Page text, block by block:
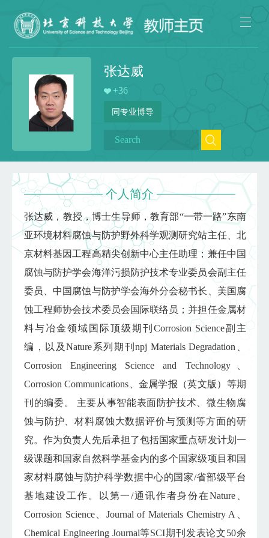
张达威
+36
同专业博导
个人简介
张达威，教授，博士生导师，教育部“一带一路”东南
亚环境材料腐蚀与防护野外科学观测研究站主任、北
京材料基因工程高精尖创新中心主任助理；兼任中国
腐蚀与防护学会海洋污损防护技术专业委员会副主任
委员、中国腐蚀与防护学会海外分会秘书长、美国腐
蚀工程师协会技术委员会国际联络员；并担任金属材
料与冶金领域国际顶级期刊Corrosion Science副主
编，以及Nature系列期刊npj Materials Degradation、
Corrosion Engineering Science and Technology、
Corrosion Communications、金属学报（英文版）等期
刊的编委。 主要从事智能表面防护技术、微生物腐
蚀与防护、材料腐蚀大数据评价与预测等方面的研
究。作为负责人先后承担了包括国家重点研发计划一
级课题和国家自然科学基金内的多个国家级项目和国
家材料腐蚀与防护科学数据中心的国家/省部级平台
基地建设工作。以第一/通讯作者身份在Nature、
Corrosion Science、Journal of Materials Chemistry A、
Chemical Engineering Journal等SCI期刊发表论文50余